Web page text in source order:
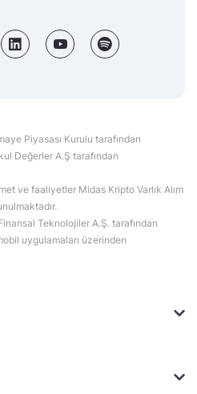
Piyasası Kurulu tarafından
Değerler A.Ş tarafından
ve faaliyetler Midas Kripto Varlık Alım
Teknolojiler A.Ş. tarafından
uygulamaları üzerinden